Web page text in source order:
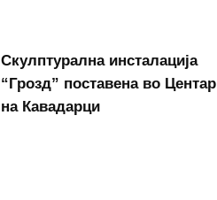
Скулптурална инсталација
“Грозд” поставена во Центар
на Кавадарци